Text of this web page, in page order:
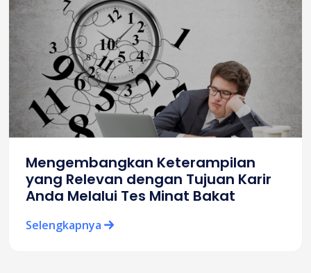
Mengembangkan Keterampilan
yang Relevan dengan Tujuan Karir
Anda Melalui Tes Minat Bakat
Selengkapnya